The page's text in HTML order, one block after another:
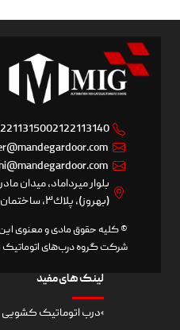
02122113140
بلوار ميرداماد، ميدان
(بهروز)، پلاك٣، ساختمان مادر، واحد 4
© کلیه حقوق مادی و معنوی
شرکت گروه درب‌های اتوماتیک
لینک های مفید
›درب اتوماتیک کشویی